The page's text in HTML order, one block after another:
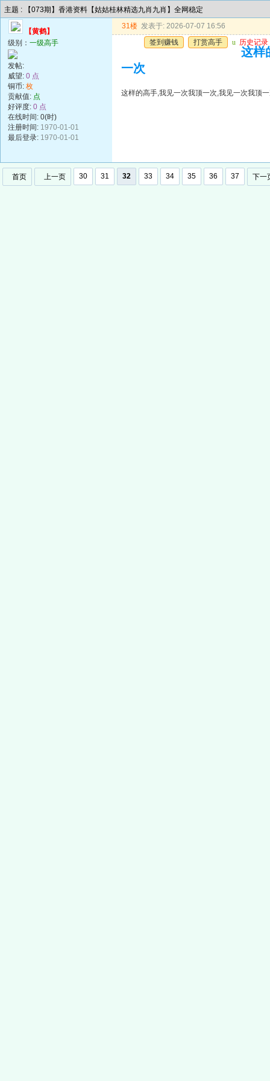
主题 : 【073期】香港资料【姑姑桂林精选九肖九肖】全网稳定
【黄鹤】
级别： 一级高手
发帖:
威望: 0 点
铜币: 枚
贡献值: 点
好评度: 0 点
在线时间: 0(时)
注册时间: 1970-01-01
最后登录: 1970-01-01
31楼 发表于: 2026-07-07 16:56
签到赚钱
打赏高手 u 历史记录
这样
一次
这样的高手,我见一次我顶一次,我见一次我顶
首页 上一页 30 31 32 33 34 35 36 37 下一